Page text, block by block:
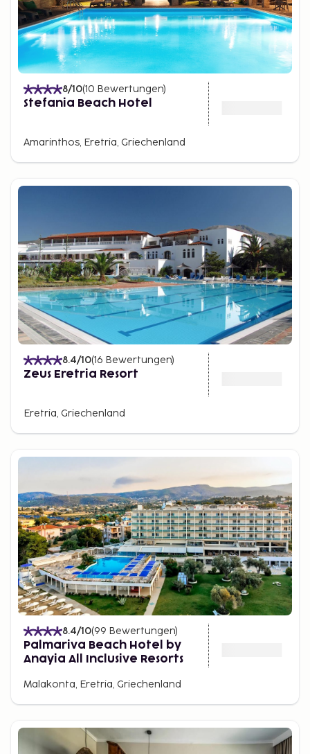
8/10(10 Bewertungen)
Stefania Beach Hotel
Amarinthos, Eretria, Griechenland
8.4/10(16 Bewertungen)
Zeus Eretria Resort
Eretria, Griechenland
8.4/10(99 Bewertungen)
Palmariva Beach Hotel by
Anayia All Inclusive Resorts
Malakonta, Eretria, Griechenland